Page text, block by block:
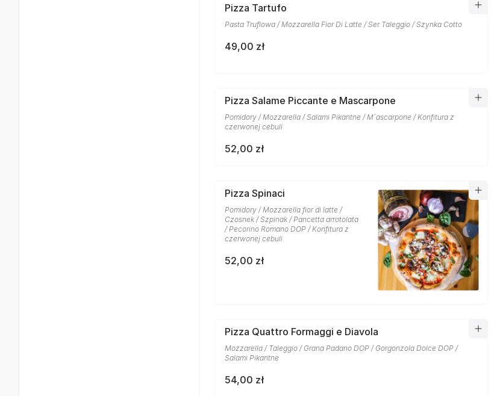
Pizza Tartufo
Pasta Truflowa / Mozzarella Fior Di Latte / Ser Taleggio / Szynka Cotto
49,00 zł
Pizza Salame Piccante e Mascarpone
Pomidory / Mozzarella / Salami Pikantne / M`ascarpone / Konfitura z
czerwonej cebuli
52,00 zł
Pizza Spinaci
Pomidory / Mozzarella fior di latte /
Czosnek / Szpinak / Pancetta arrotolata
/ Pecorino Romano DOP / Konfitura z
czerwonej cebuli
52,00 zł
Pizza Quattro Formaggi e Diavola
Mozzarella / Taleggio / Grana Padano DOP / Gorgonzola Dolce DOP /
Salami Pikantne
54,00 zł